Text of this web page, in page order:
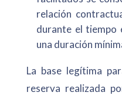
relación
durante el tiempo
una duración
La base legítima
reserva realizada